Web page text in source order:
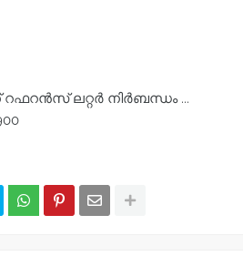
റഫറൻസ് ലറ്റർ നിർബന്ധം ...